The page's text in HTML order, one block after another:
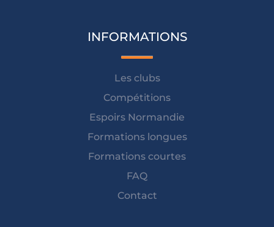
INFORMATIONS
Les clubs
Compétitions
Espoirs Normandie
Formations longues
Formations courtes
FAQ
Contact